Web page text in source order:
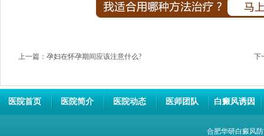
上一篇： 孕妇在怀孕期间应该注意什么? 下
医院首页 医院简介 医院动态 医师团队 白癜风诱因
合肥华研白癜风